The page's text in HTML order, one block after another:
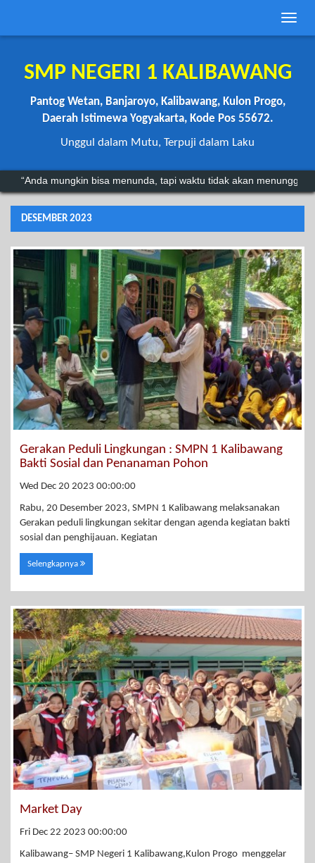
Toggle
SMP NEGERI 1 KALIBAWANG
Pantog Wetan, Banjaroyo, Kalibawang, Kulon Progo,
Daerah Istimewa Yogyakarta, Kode Pos 55672.
Unggul dalam Mutu, Terpuji dalam Laku
"Kegagalan hanyalah batu loncatan menuju kesuksesan.".~
“Anda mungkin bisa menunda, tapi waktu tidak akan
DESEMBER 2023
Gerakan Peduli Lingkungan : SMPN 1 Kalibawang
Bakti Sosial dan Penanaman Pohon
Wed Dec 20 2023 00:00:00
Rabu, 20 Desember 2023, SMPN 1 Kalibawang melaksanakan
Gerakan peduli lingkungan sekitar dengan agenda kegiatan bakti
sosial dan penghijauan. Kegiatan
Selengkapnya
Market Day
Fri Dec 22 2023 00:00:00
Kalibawang– SMP Negeri 1 Kalibawang,Kulon Progo menggelar